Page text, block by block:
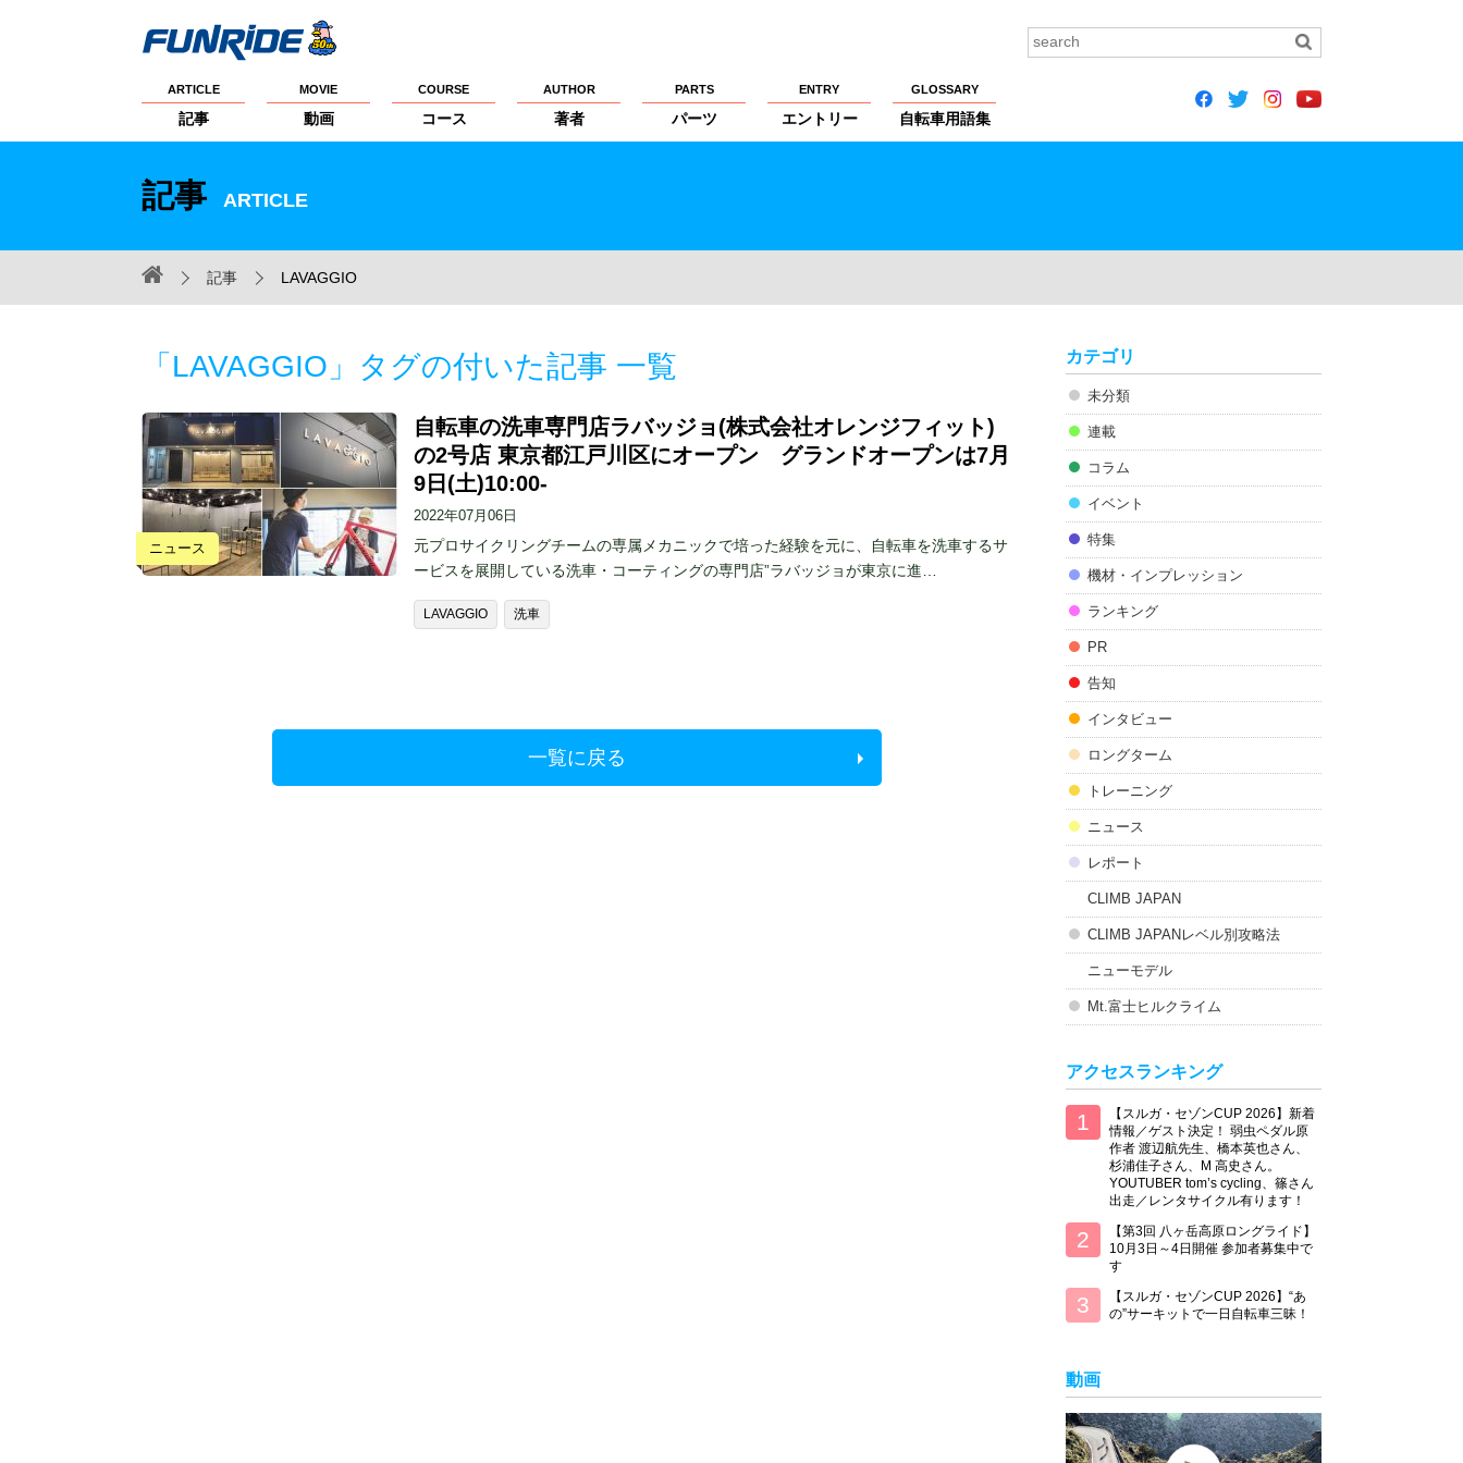
ARTICLE
記事
MOVIE
動画
COURSE
コース
AUTHOR
著者
PARTS
パーツ
ENTRY
エントリー
GLOSSARY
自転車用語集
記事 ARTICLE
記事 LAVAGGIO
「LAVAGGIO」タグの付いた記事 一覧
ニュース
自転車の洗車専門店ラバッジョ(株式会社オレンジフィット)
の2号店 東京都江戸川区にオープン グランドオープンは7月
9日(土)10:00-
2022年07月06日
元プロサイクリングチームの専属メカニックで培った経験を元に、自転車を洗車するサ
ービスを展開している洗車・コーティングの専門店”ラバッジョが東京に進…
LAVAGGIO 洗車
一覧に戻る
カテゴリ
未分類
連載
コラム
イベント
特集
機材・インプレッション
ランキング
PR
告知
インタビュー
ロングターム
トレーニング
ニュース
レポート
CLIMB JAPAN
CLIMB JAPANレベル別攻略法
ニューモデル
Mt.富士ヒルクライム
アクセスランキング
【スルガ・セゾンCUP 2026】新着
情報／ゲスト決定！ 弱虫ペダル原
作者 渡辺航先生、橋本英也さん、
杉浦佳子さん、M 高史さん。
YOUTUBER tom’s cycling、篠さん
出走／レンタサイクル有ります！
【第3回 八ヶ岳高原ロングライド】
10月3日～4日開催 参加者募集中で
す
【スルガ・セゾンCUP 2026】“あ
の”サーキットで一日自転車三昧！
動画